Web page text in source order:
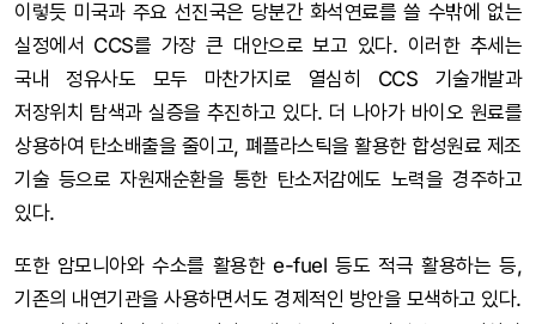
이렇듯 미국과 주요 선진국은 당분간 화석연료를 쓸 수밖에 없는
실정에서 CCS를 가장 큰 대안으로 보고 있다. 이러한 추세는
국내 정유사도 모두 마찬가지로 열심히 CCS 기술개발과
저장위치 탐색과 실증을 추진하고 있다. 더 나아가 바이오 원료를
상용하여 탄소배출을 줄이고, 폐플라스틱을 활용한 합성원료 제조
기술 등으로 자원재순환을 통한 탄소저감에도 노력을 경주하고
있다.
또한 암모니아와 수소를 활용한 e-fuel 등도 적극 활용하는 등,
기존의 내연기관을 사용하면서도 경제적인 방안을 모색하고 있다.